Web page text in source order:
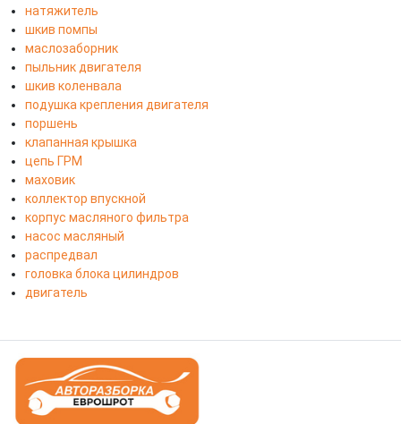
натяжитель
шкив помпы
маслозаборник
пыльник двигателя
шкив коленвала
подушка крепления двигателя
поршень
клапанная крышка
цепь ГРМ
маховик
коллектор впускной
корпус масляного фильтра
насос масляный
распредвал
головка блока цилиндров
двигатель